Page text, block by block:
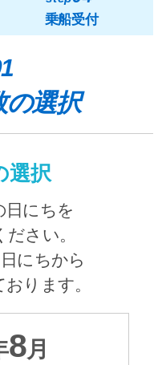
乗船受付
の選択
選択
日にちを
さい。
にちから
ります。
8月